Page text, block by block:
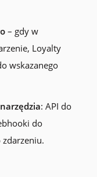
– gdy w
Loyalty
wskazanego
: API do
do